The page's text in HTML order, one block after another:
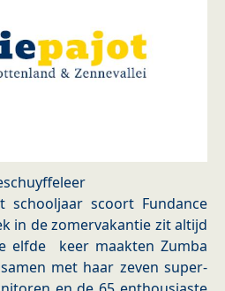
schooljaar scoort Fundance
in de zomervakantie zit altijd
elfde keer maakten Zumba
met haar zeven super-